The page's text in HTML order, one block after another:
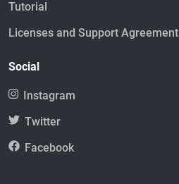
Tutorial
Licenses and Support Agreement
Social
Instagram
Twitter
Facebook